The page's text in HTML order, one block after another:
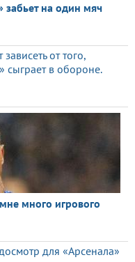
на один мяч
от того,
сыграет в обороне.
много игрового
для «Арсенала»